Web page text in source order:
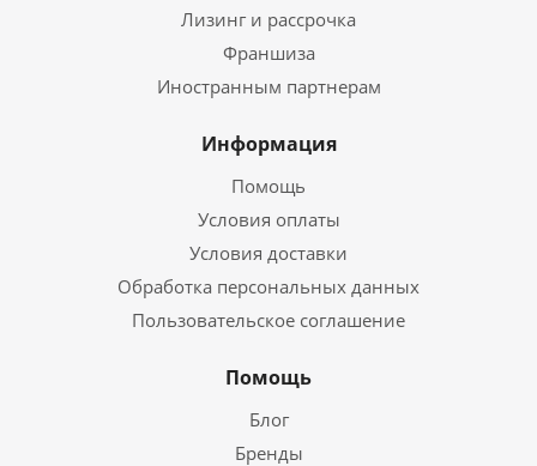
Лизинг и рассрочка
Франшиза
Иностранным партнерам
Информация
Помощь
Условия оплаты
Условия доставки
Обработка персональных данных
Пользовательское соглашение
Помощь
Блог
Бренды